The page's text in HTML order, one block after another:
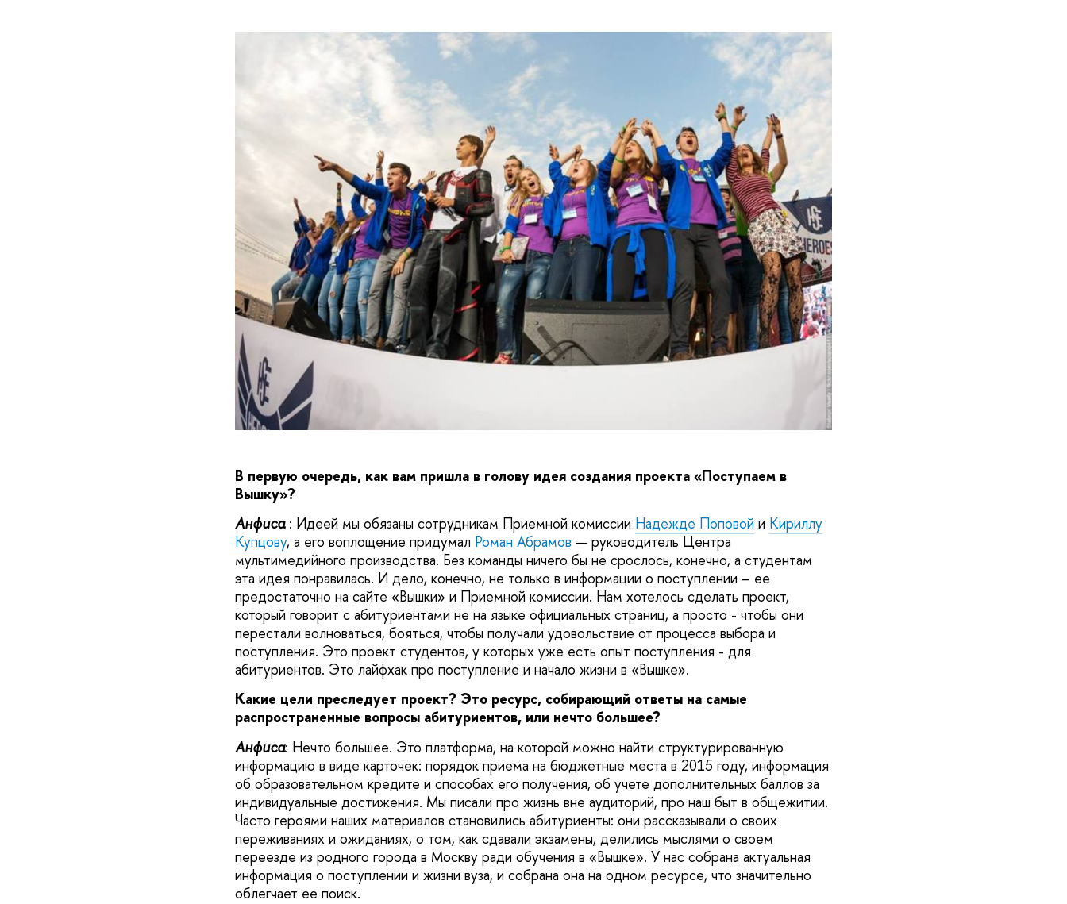
В первую очередь, как вам пришла в голову идея создания проекта «Поступаем в
Вышку»?
Анфиса : Идеей мы обязаны сотрудникам Приемной комиссии Надежде Поповой и Кириллу
Купцову, а его воплощение придумал Роман Абрамов — руководитель Центра
мультимедийного производства. Без команды ничего бы не срослось, конечно, а студентам
эта идея понравилась. И дело, конечно, не только в информации о поступлении – ее
предостаточно на сайте «Вышки» и Приемной комиссии. Нам хотелось сделать проект,
который говорит с абитуриентами не на языке официальных страниц, а просто - чтобы они
перестали волноваться, бояться, чтобы получали удовольствие от процесса выбора и
поступления. Это проект студентов, у которых уже есть опыт поступления - для
абитуриентов. Это лайфхак про поступление и начало жизни в «Вышке».
Какие цели преследует проект? Это ресурс, собирающий ответы на самые
распространенные вопросы абитуриентов, или нечто большее?
Анфиса: Нечто большее. Это платформа, на которой можно найти структурированную
информацию в виде карточек: порядок приема на бюджетные места в 2015 году, информация
об образовательном кредите и способах его получения, об учете дополнительных баллов за
индивидуальные достижения. Мы писали про жизнь вне аудиторий, про наш быт в общежитии.
Часто героями наших материалов становились абитуриенты: они рассказывали о своих
переживаниях и ожиданиях, о том, как сдавали экзамены, делились мыслями о своем
переезде из родного города в Москву ради обучения в «Вышке». У нас собрана актуальная
информация о поступлении и жизни вуза, и собрана она на одном ресурсе, что значительно
облегчает ее поиск.